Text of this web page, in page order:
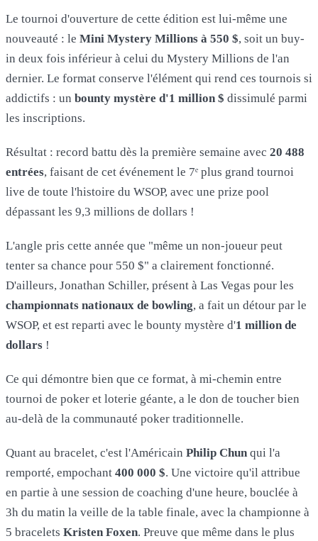
Le tournoi d'ouverture de cette édition est lui-même une
nouveauté : le Mini Mystery Millions à 550 $, soit un buy-
in deux fois inférieur à celui du Mystery Millions de l'an
dernier. Le format conserve l'élément qui rend ces tournois si
addictifs : un bounty mystère d'1 million $ dissimulé parmi
les inscriptions.
Résultat : record battu dès la première semaine avec 20 488
entrées, faisant de cet événement le 7ᵉ plus grand tournoi
live de toute l'histoire du WSOP, avec une prize pool
dépassant les 9,3 millions de dollars !
L'angle pris cette année que "même un non-joueur peut
tenter sa chance pour 550 $" a clairement fonctionné.
D'ailleurs, Jonathan Schiller, présent à Las Vegas pour les
championnats nationaux de bowling, a fait un détour par le
WSOP, et est reparti avec le bounty mystère d'1 million de
dollars !
Ce qui démontre bien que ce format, à mi-chemin entre
tournoi de poker et loterie géante, a le don de toucher bien
au-delà de la communauté poker traditionnelle.
Quant au bracelet, c'est l'Américain Philip Chun qui l'a
remporté, empochant 400 000 $. Une victoire qu'il attribue
en partie à une session de coaching d'une heure, bouclée à
3h du matin la veille de la table finale, avec la championne à
5 bracelets Kristen Foxen. Preuve que même dans le plus